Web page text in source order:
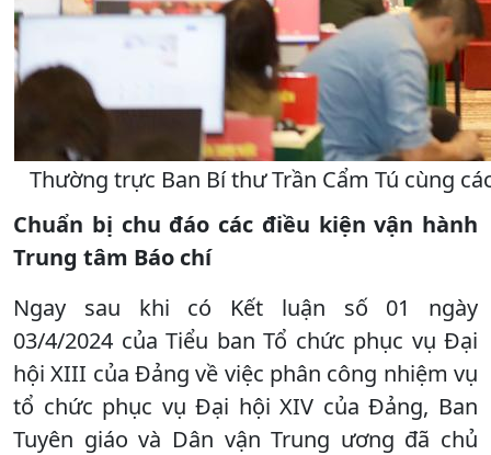
Thường trực Ban Bí thư Trần Cẩm Tú cùng
Chuẩn bị chu đáo các điều kiện vận hành
Trung tâm Báo chí
Ngay sau khi có Kết luận số 01 ngày
03/4/2024 của Tiểu ban Tổ chức phục vụ Đại
hội XIII của Đảng về việc phân công nhiệm vụ
tổ chức phục vụ Đại hội XIV của Đảng, Ban
Tuyên giáo và Dân vận Trung ương đã chủ